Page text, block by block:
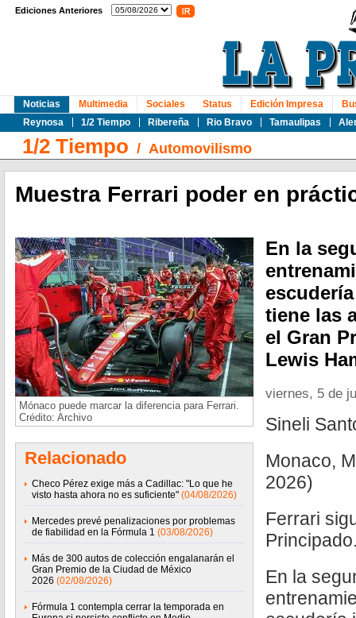
Ediciones Anteriores
Noticias
Reynosa
1/2 Tiempo Ribereña Rio Bravo Tamaulipas
Multimedia Sociales Status Edición Impresa
1/2 Tiempo / Automovilismo
Muestra Ferrari poder en
Mónaco puede marcar la diferencia para Ferrari.
Crédito: Archivo
Relacionado
Checo Pérez exige más a Cadillac: "Lo que he
visto hasta ahora no es suficiente" (04/08/2026)
Mercedes prevé penalizaciones por problemas
de fiabilidad en la Fórmula 1 (03/08/2026)
Más de 300 autos de colección engalanarán el
Gran Premio de la Ciudad de México
2026 (02/08/2026)
Fórmula 1 contempla cerrar la temporada en
En la
tiene las
el Gran
Lewis
viernes, 5 de
Sineli
Monaco,
2026)
Ferrari
En la